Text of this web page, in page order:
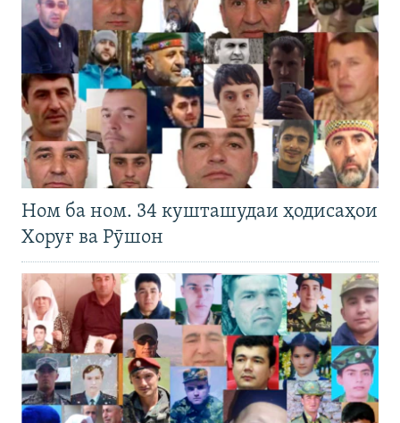
Ном ба ном. 34 кушташудаи ҳодисаҳои
Хоруғ ва Рӯшон